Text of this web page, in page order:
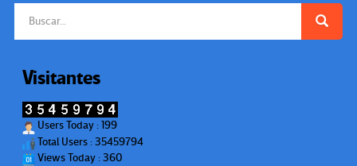
Visitantes
Users Today : 199
Total Users : 35459794
Views Today : 360